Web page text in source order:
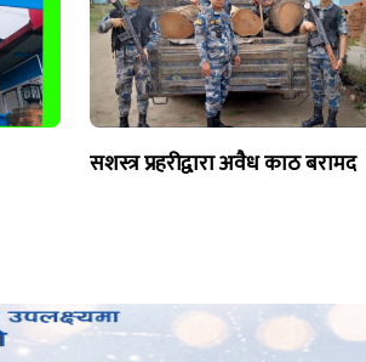
सशस्त्र प्रहरीद्वारा अवैध काठ बरामद